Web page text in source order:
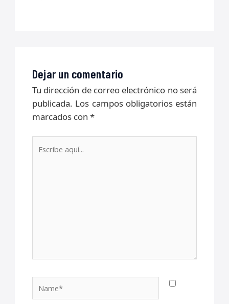
Dejar un comentario
Tu dirección de correo electrónico no será
publicada. Los campos obligatorios están
marcados con *
aquí...